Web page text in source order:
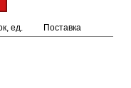
ед.
Поставка